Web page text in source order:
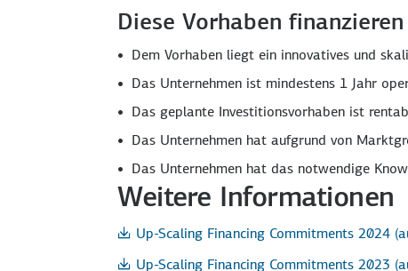
Diese Vorhaben
Dem Vorhaben liegt ein innovatives und
Das Unternehmen ist mindestens 1 Jahr
Das geplante Investitionsvorhaben ist
Das Unternehmen hat aufgrund von
Das Unternehmen hat das notwendige
Weitere Informationen
Up-Scaling Financing Commitments 2024
Up-Scaling Financing Commitments 2023